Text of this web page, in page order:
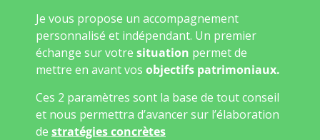
Je vous propose un accompagnement
personnalisé et indépendant. Un premier
échange sur votre situation permet de
mettre en avant vos objectifs patrimoniaux.
Ces 2 paramètres sont la base de tout conseil
et nous permettra d’avancer sur l’élaboration
de stratégies concrètes